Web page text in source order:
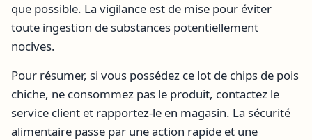
que possible. La vigilance est de mise pour éviter
toute ingestion de substances potentiellement
nocives.
Pour résumer, si vous possédez ce lot de chips de pois
chiche, ne consommez pas le produit, contactez le
service client et rapportez-le en magasin. La sécurité
alimentaire passe par une action rapide et une